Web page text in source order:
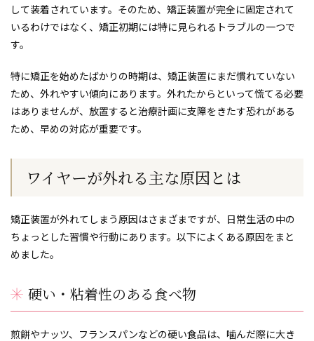
して装着されています。そのため、矯正装置が完全に固定されて
いるわけではなく、矯正初期には特に見られるトラブルの一つで
す。
特に矯正を始めたばかりの時期は、矯正装置にまだ慣れていない
ため、外れやすい傾向にあります。外れたからといって慌てる必要
はありませんが、放置すると治療計画に支障をきたす恐れがある
ため、早めの対応が重要です。
ワイヤーが外れる主な原因とは
矯正装置が外れてしまう原因はさまざまですが、日常生活の中の
ちょっとした習慣や行動にあります。以下によくある原因をまと
めました。
硬い・粘着性のある食べ物
煎餅やナッツ、フランスパンなどの硬い食品は、噛んだ際に大き